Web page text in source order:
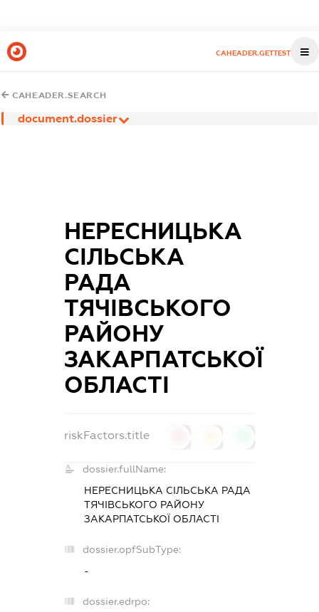
CAHEADER.GETTEST
CAHEADER.SEARCH
document.dossier
НЕРЕСНИЦЬКА
СІЛЬСЬКА
РАДА
ТЯЧІВСЬКОГО
РАЙОНУ
ЗАКАРПАТСЬКОЇ
ОБЛАСТІ
riskFactors.title
dossier.fullName:
НЕРЕСНИЦЬКА СІЛЬСЬКА РАДА
ТЯЧІВСЬКОГО РАЙОНУ
ЗАКАРПАТСЬКОЇ ОБЛАСТІ
dossier.opfSubType:
-
dossier.edrpo: